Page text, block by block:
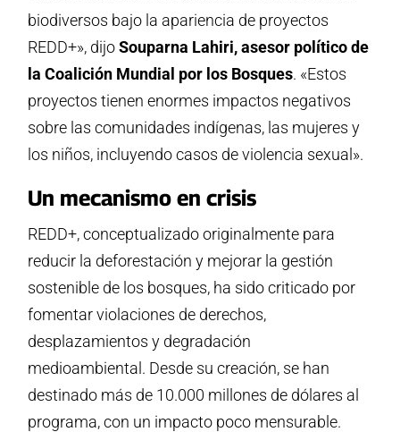
biodiversos bajo la apariencia de proyectos
REDD+», dijoSouparna Lahiri, asesor político de
la Coalición Mundial por los Bosques. «Estos
proyectos tienen enormes impactos negativos
sobre las comunidades indígenas, las mujeres y
los niños, incluyendo casos de violencia sexual».
Un mecanismo en crisis
REDD+, conceptualizado originalmente para
reducir la deforestación y mejorar la gestión
sostenible de los bosques, ha sido criticado por
fomentar violaciones de derechos,
desplazamientos y degradación
medioambiental. Desde su creación, se han
destinado más de 10.000 millones de dólares al
programa, con un impacto poco mensurable.